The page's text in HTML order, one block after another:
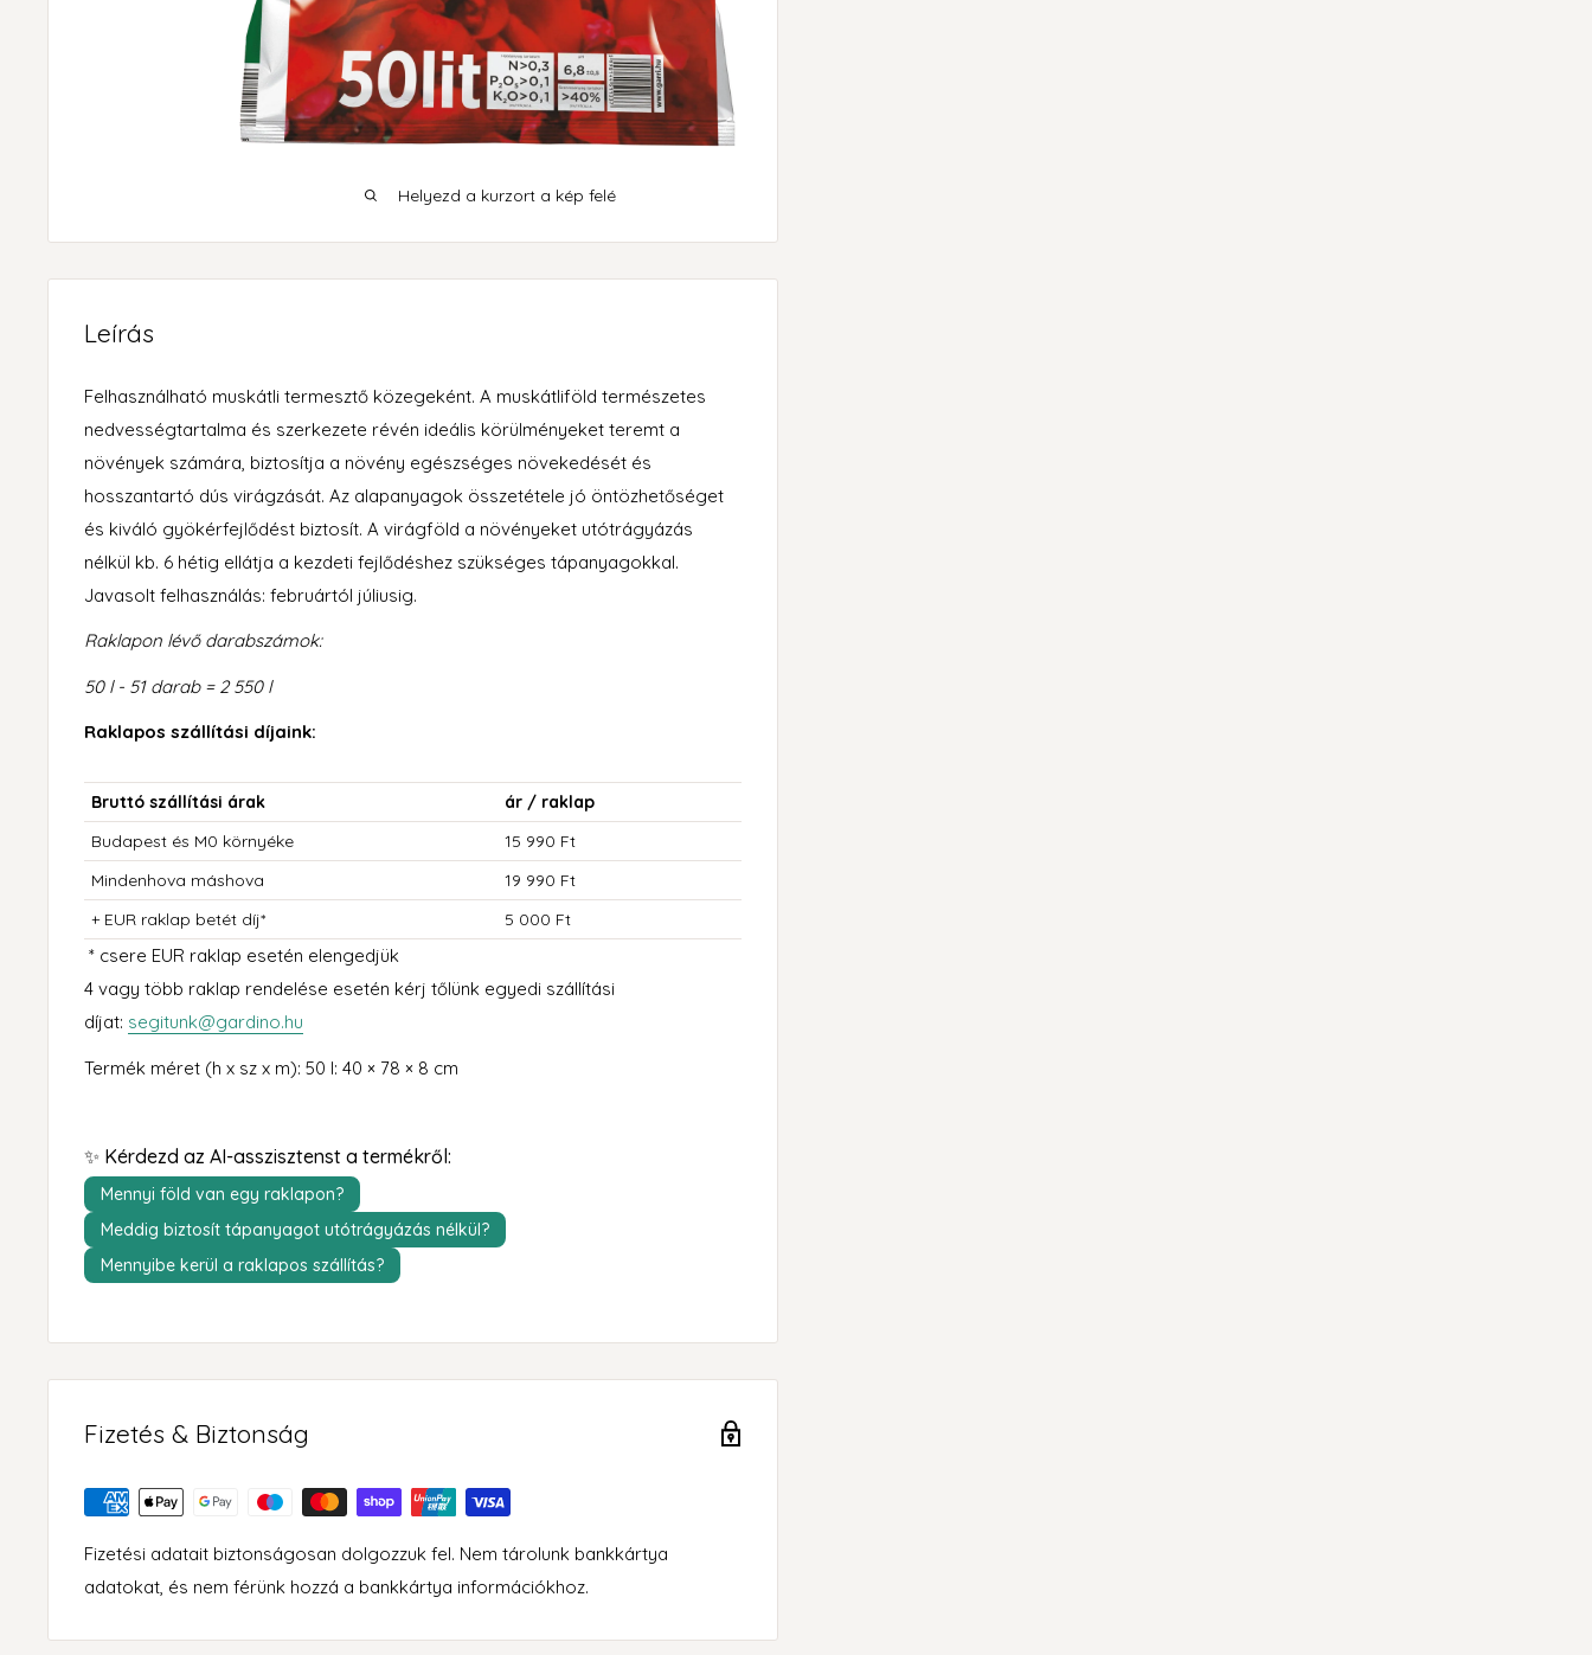
Helyezd a kurzort a kép felé
Leírás
Felhasználható muskátli termesztő közegeként. A muskátliföld természetes
nedvességtartalma és szerkezete révén ideális körülményeket teremt a
növények számára, biztosítja a növény egészséges növekedését és
hosszantartó dús virágzását. Az alapanyagok összetétele jó öntözhetőséget
és kiváló gyökérfejlődést biztosít. A virágföld a növényeket utótrágyázás
nélkül kb. 6 hétig ellátja a kezdeti fejlődéshez szükséges tápanyagokkal.
Javasolt felhasználás: februártól júliusig.
Raklapon lévő darabszámok:
50 l - 51 darab = 2 550 l
Raklapos szállítási díjaink:
Bruttó szállítási árak
ár / raklap
Budapest és M0 környéke
15 990 Ft
Mindenhova máshova
19 990 Ft
+ EUR raklap betét díj*
5 000 Ft
* csere EUR raklap esetén elengedjük
4 vagy több raklap rendelése esetén kérj tőlünk egyedi szállítási
díjat: segitunk@gardino.hu
Termék méret (h x sz x m): 50 l: 40 × 78 × 8 cm
✨ Kérdezd az AI-asszisztenst a termékről:
Mennyi föld van egy raklapon?
Meddig biztosít tápanyagot utótrágyázás nélkül?
Mennyibe kerül a raklapos szállítás?
Fizetés & Biztonság
Fizetési adatait biztonságosan dolgozzuk fel. Nem tárolunk bankkártya
adatokat, és nem férünk hozzá a bankkártya információkhoz.